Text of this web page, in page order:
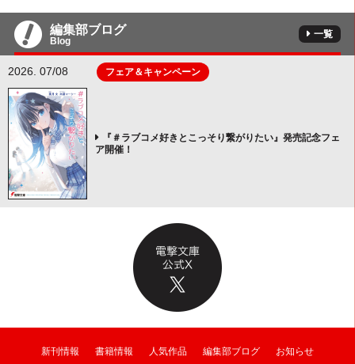
編集部ブログ
Blog
一覧
2026. 07/08 フェア＆キャンペーン
『＃ラブコメ好きとこっそり繋がりたい』発売記念フェ
ア開催！
新刊情報 書籍情報 人気作品 編集部ブログ お知らせ